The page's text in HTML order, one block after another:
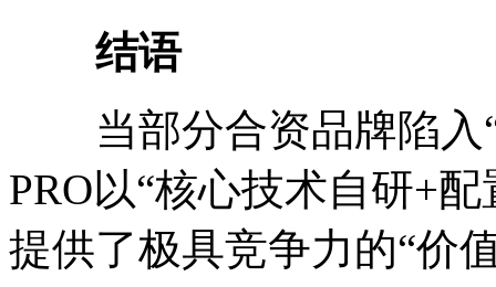
结语
当部分合资品牌陷入“
PRO以“核心技术自研+
提供了极具竞争力的“价